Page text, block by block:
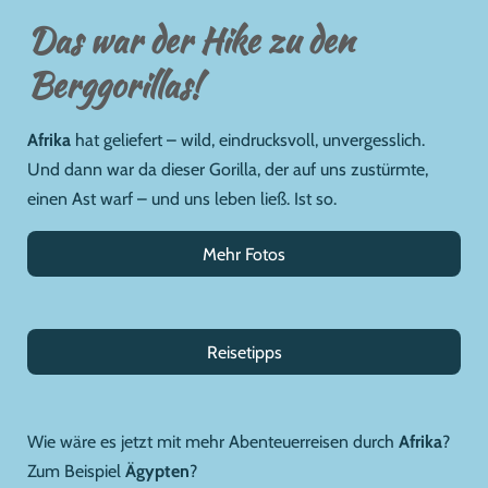
Das war der Hike zu den
Berggorillas!
Afrika hat geliefert – wild, eindrucksvoll, unvergesslich.
Und dann war da dieser Gorilla, der auf uns zustürmte,
einen Ast warf – und uns leben ließ. Ist so.
Mehr Fotos
Reisetipps
Wie wäre es jetzt mit mehr Abenteuerreisen durch Afrika?
Zum Beispiel Ägypten?